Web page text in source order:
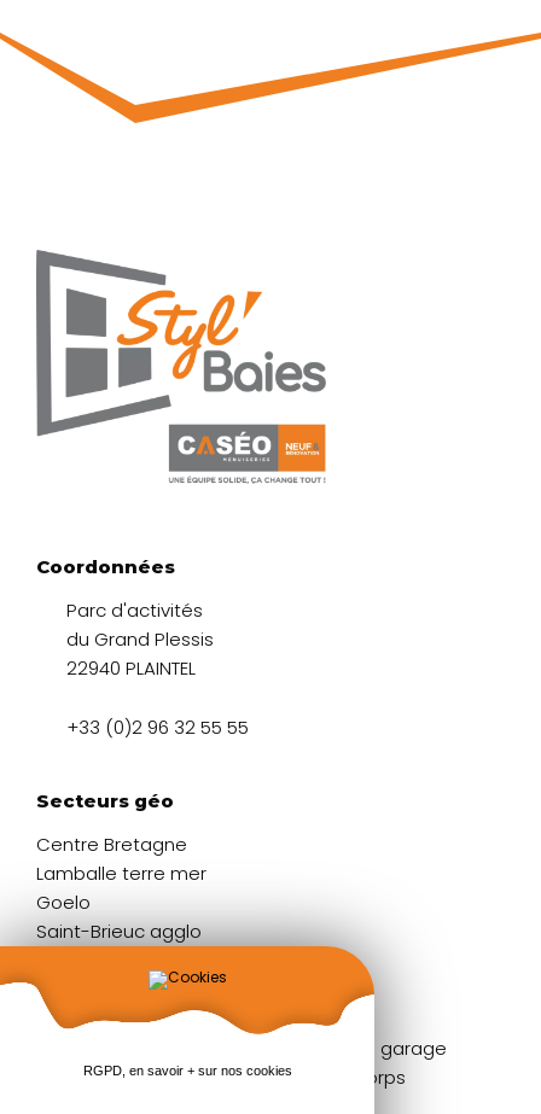
Coordonnées
Parc d'activités
du Grand Plessis
22940 PLAINTEL
+33 (0)2 96 32 55 55
Secteurs géo
Centre Bretagne
Lamballe terre mer
Goelo
Saint-Brieuc agglo
Liens rapides
Portes d'entrée
Portes de garage
Garde-corps
RGPD, en savoir + sur nos cookies